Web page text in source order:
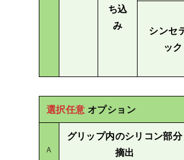
ち込
み
シンセ
ック
選択任意 オプション
A
グリップ内のシリコン部分
摘出